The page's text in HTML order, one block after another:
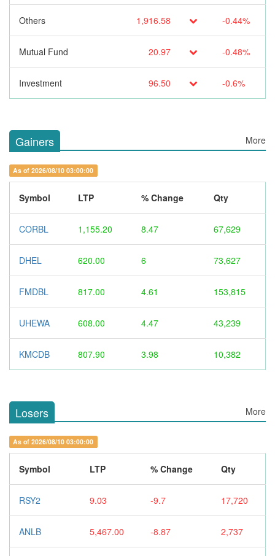
Others 1,916.58 -0.44%
Mutual Fund 20.97 -0.48%
Investment 96.50 -0.6%
Gainers More
As of 2026/08/10 03:00:00
Symbol LTP % Change Qty
CORBL 1,155.20 8.47 67,629
DHEL 620.00 6 73,627
FMDBL 817.00 4.61 153,815
UHEWA 608.00 4.47 43,239
KMCDB 807.90 3.98 10,382
Losers More
As of 2026/08/10 03:00:00
Symbol LTP % Change Qty
RSY2 9.03 -9.7 17,720
ANLB 5,467.00 -8.87 2,737